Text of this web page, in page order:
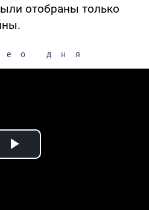
отобраны только
дня
Play Video